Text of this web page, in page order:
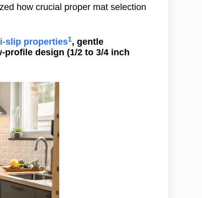
how crucial proper mat selection
slip properties1, gentle
design (1/2 to 3/4 inch